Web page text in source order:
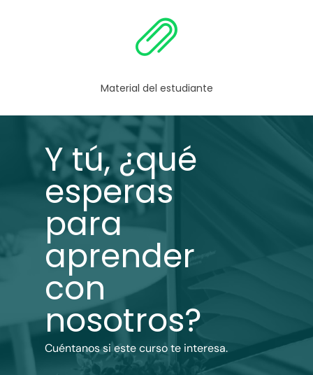
Material del estudiante
Y tú, ¿qué
esperas
para
aprender
con
nosotros?
Cuéntanos si este curso te interesa.